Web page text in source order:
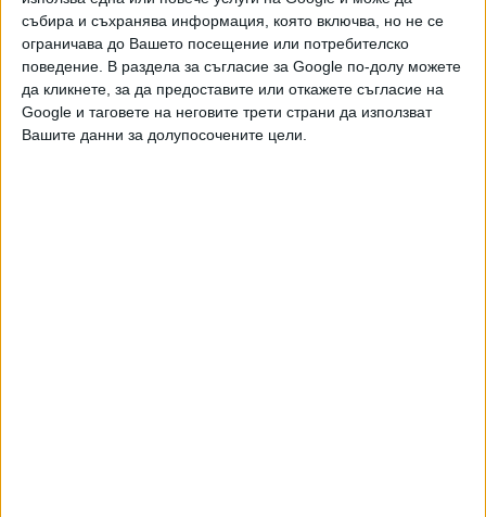
събира и съхранява информация, която включва, но не се
ограничава до Вашето посещение или потребителско
поведение. В раздела за съгласие за Google по-долу можете
да кликнете, за да предоставите или откажете съгласие на
Google и таговете на неговите трети страни да използват
Вашите данни за долупосочените цели.
Още новини по темата
"Тук не е Москва": Първи протест срещу
кабинета Радев
27 Юни 2026